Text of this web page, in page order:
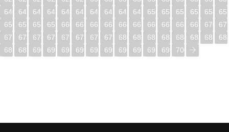
640
641 642 643 644 645 646 647 648 649 650 651 652 653 654
656
657 658 659 660 661 662 663 664 665 666 667 668 669 670
672
673 674 675 676 677 678 679 680 681 682 683 684 685 686
688
689 690 691 692 693 694 695 696 697 698 699 700